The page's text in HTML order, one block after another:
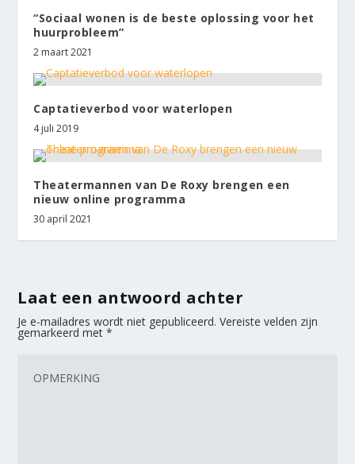
“Sociaal wonen is de beste oplossing voor het
huurprobleem”
2 maart 2021
Captatieverbod voor waterlopen
4 juli 2019
Theatermannen van De Roxy brengen een
nieuw online programma
30 april 2021
Laat een antwoord achter
Je e-mailadres wordt niet gepubliceerd. Vereiste velden zijn
gemarkeerd met*